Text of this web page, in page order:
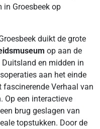
in Groesbeek op
duikt de grote
op aan de
en midden in
aan het einde
fascinerende Verhaal van
Op een interactieve
brug geslagen van
topstukken. Door de